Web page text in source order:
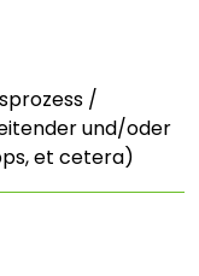
/
und/oder
et cetera)